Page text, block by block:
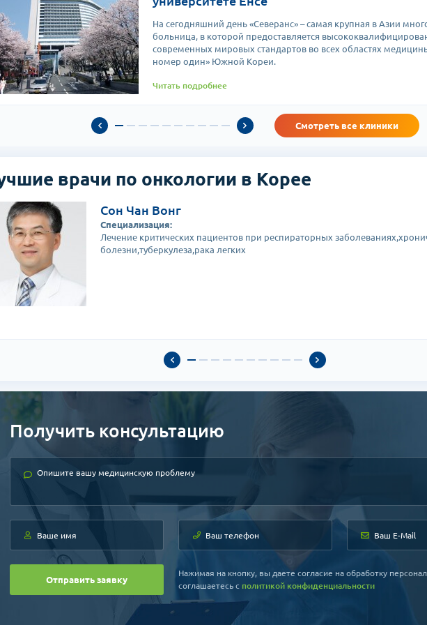
На сегодняшний день «Северанс» – самая крупная в Азии
больница, в которой предоставляется
современных мировых стандартов во всех областях
номер один» Южной Кореи.
Читать подробнее
Смотреть все клиники
врачи по онкологии в Корее
Сон Чан Вонг
Специализация:
Лечение критических пациентов при респираторных
болезни,туберкулеза,рака легких
Получить консультацию
Отправить заявку
Нажимая на кнопку, вы даете согласие на обработку
соглашаетесь c политикой конфиденциальности